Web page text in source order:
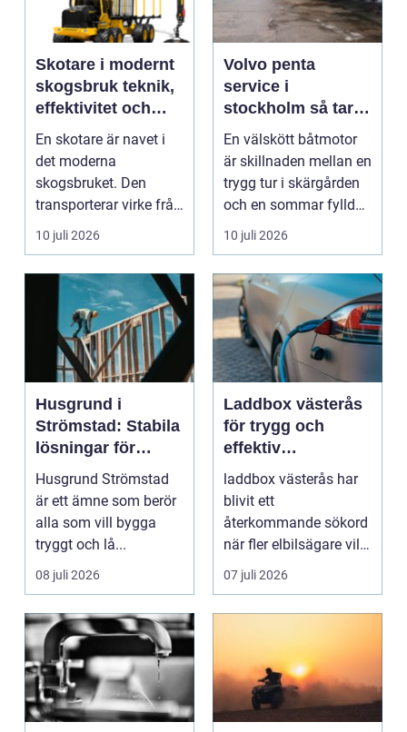
Skotare i modernt
skogsbruk teknik,
effektivitet och
hållbarhet
En skotare är navet i
det moderna
skogsbruket. Den
transporterar virke från
avverkningsplatsen till
10 juli 2026
Volvo penta
service i
stockholm så tar
du hand om din
båtmotor på rätt
sätt
En välskött båtmotor
är skillnaden mellan en
trygg tur i skärgården
och en sommar fylld
av ofrivilli...
10 juli 2026
Husgrund i
Strömstad: Stabila
lösningar för
boende vid kusten
Husgrund Strömstad
är ett ämne som berör
alla som vill bygga
tryggt och lå...
08 juli 2026
Laddbox västerås
för trygg och
effektiv
hemmaladdning
laddbox västerås har
blivit ett
återkommande sökord
när fler elbilsägare vill
ladda hemma på ett
säk...
07 juli 2026